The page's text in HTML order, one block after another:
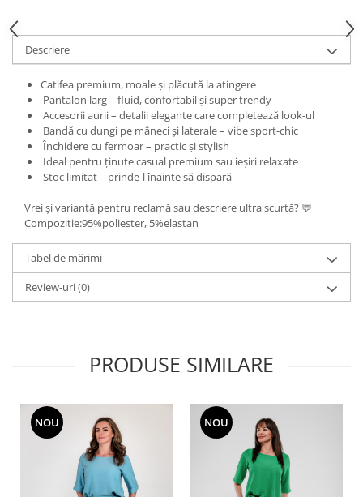
Descriere
Catifea premium, moale și plăcută la atingere
Pantalon larg – fluid, confortabil și super trendy
Accesorii aurii – detalii elegante care completează look-ul
Bandă cu dungi pe mâneci și laterale – vibe sport-chic
Închidere cu fermoar – practic și stylish
Ideal pentru ținute casual premium sau ieșiri relaxate
Stoc limitat – prinde-l înainte să dispară
Vrei și variantă pentru reclamă sau descriere ultra scurtă? 💬
Compozitie:95%poliester, 5%elastan
Tabel de mărimi
Review-uri(0)
PRODUSE SIMILARE
NOU NOU